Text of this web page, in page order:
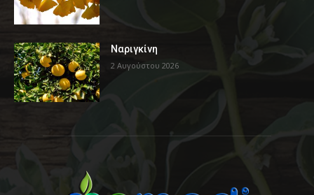
Ναριγκίνη
2 Αυγούστου 2026